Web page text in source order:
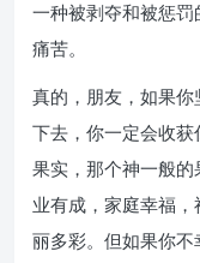
一种被剥夺和被惩
痛苦。
真的，朋友，如果
下去，你一定会收
果实，那个神一般
业有成，家庭幸福
丽多彩。但如果你